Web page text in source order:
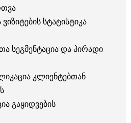
სტატისტიკა
სეგმენტაცია და პირადი
კლიენტებთან
გაყიდვების